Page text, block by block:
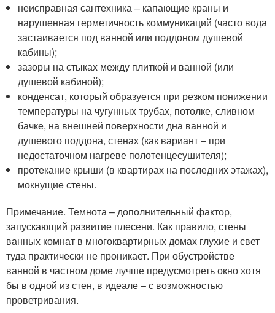
неисправная сантехника – капающие краны и
нарушенная герметичность коммуникаций (часто вода
застаивается под ванной или поддоном душевой
кабины);
зазоры на стыках между плиткой и ванной (или
душевой кабиной);
конденсат, который образуется при резком понижении
температуры на чугунных трубах, потолке, сливном
бачке, на внешней поверхности дна ванной и
душевого поддона, стенах (как вариант – при
недостаточном нагреве полотенцесушителя);
протекание крыши (в квартирах на последних этажах),
мокнущие стены.
Примечание. Темнота – дополнительный фактор,
запускающий развитие плесени. Как правило, стены
ванных комнат в многоквартирных домах глухие и свет
туда практически не проникает. При обустройстве
ванной в частном доме лучше предусмотреть окно хотя
бы в одной из стен, в идеале – с возможностью
проветривания.